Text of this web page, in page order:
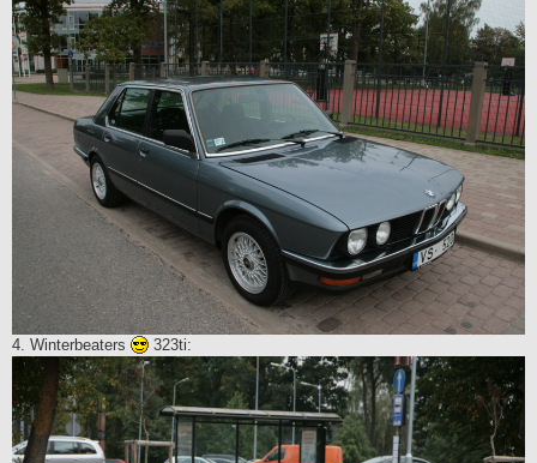
4. Winterbeaters 323ti: